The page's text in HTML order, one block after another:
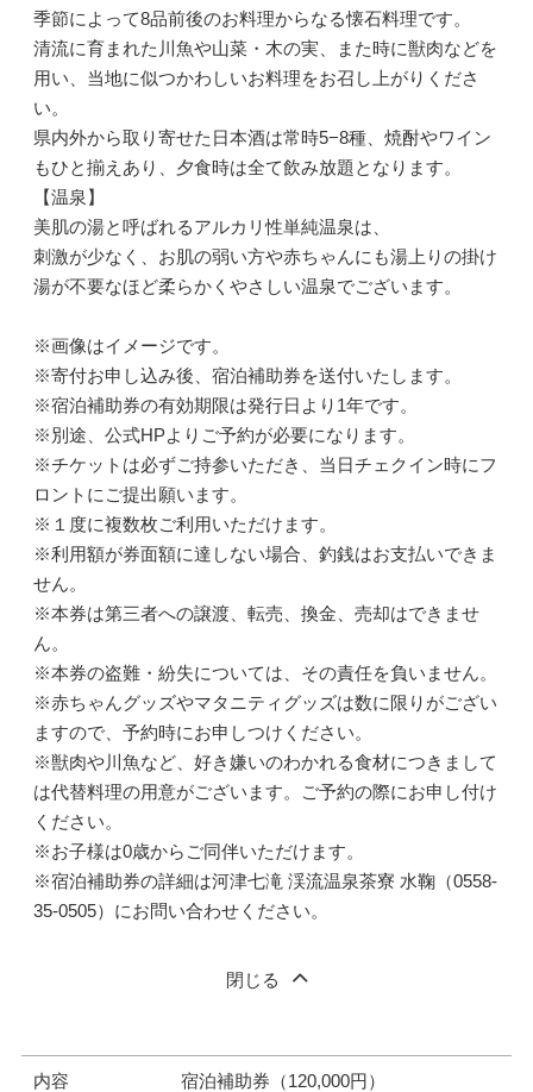
季節によって8品前後のお料理からなる懐石料理です。
清流に育まれた川魚や山菜・木の実、また時に獣肉などを
用い、当地に似つかわしいお料理をお召し上がりくださ
い。
県内外から取り寄せた日本酒は常時5−8種、焼酎やワイン
もひと揃えあり、夕食時は全て飲み放題となります。
【温泉】
美肌の湯と呼ばれるアルカリ性単純温泉は、
刺激が少なく、お肌の弱い方や赤ちゃんにも湯上りの掛け
湯が不要なほど柔らかくやさしい温泉でございます。
※画像はイメージです。
※寄付お申し込み後、宿泊補助券を送付いたします。
※宿泊補助券の有効期限は発行日より1年です。
※別途、公式HPよりご予約が必要になります。
※チケットは必ずご持参いただき、当日チェクイン時にフ
ロントにご提出願います。
※１度に複数枚ご利用いただけます。
※利用額が券面額に達しない場合、釣銭はお支払いできま
せん。
※本券は第三者への譲渡、転売、換金、売却はできませ
ん。
※本券の盗難・紛失については、その責任を負いません。
※赤ちゃんグッズやマタニティグッズは数に限りがござい
ますので、予約時にお申しつけください。
※獣肉や川魚など、好き嫌いのわかれる食材につきまして
は代替料理の用意がございます。ご予約の際にお申し付け
ください。
※お子様は0歳からご同伴いただけます。
※宿泊補助券の詳細は河津七滝 渓流温泉茶寮 水鞠（0558-
35-0505）にお問い合わせください。
閉じる
内容 宿泊補助券（120,000円）